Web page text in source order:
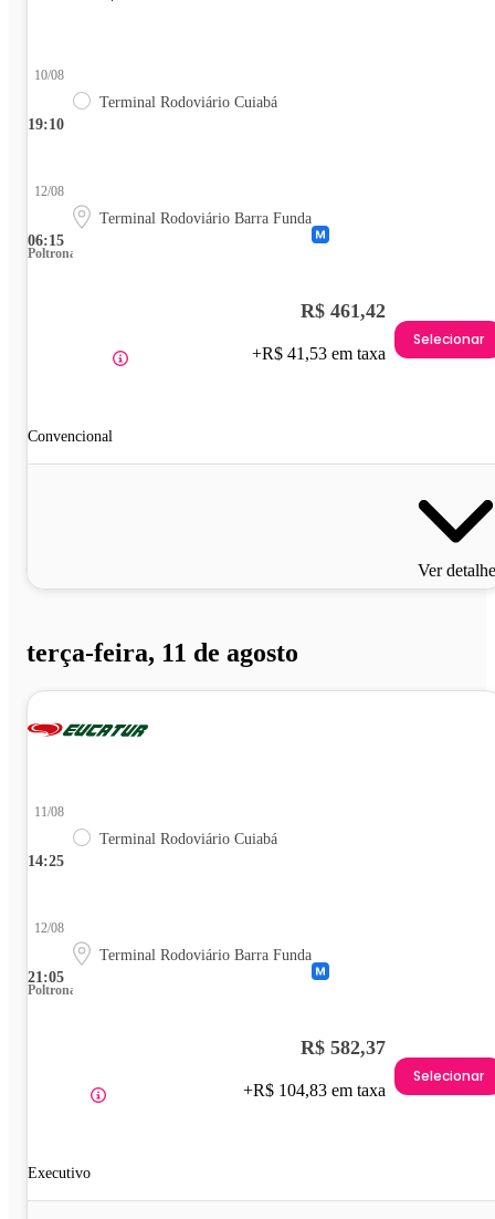
19:10
10/08
Terminal Rodoviário Cuiabá
06:15
12/08
Terminal Rodoviário Barra Funda
Poltrona
Convencional
R$ 461,42
+R$ 41,53 em taxa
Selecionar
Ver
terça-feira, 11 de agosto
14:25
11/08
Terminal Rodoviário Cuiabá
21:05
12/08
Terminal Rodoviário Barra Funda
Poltrona
Executivo
R$ 582,37
+R$ 104,83 em taxa
Selecionar